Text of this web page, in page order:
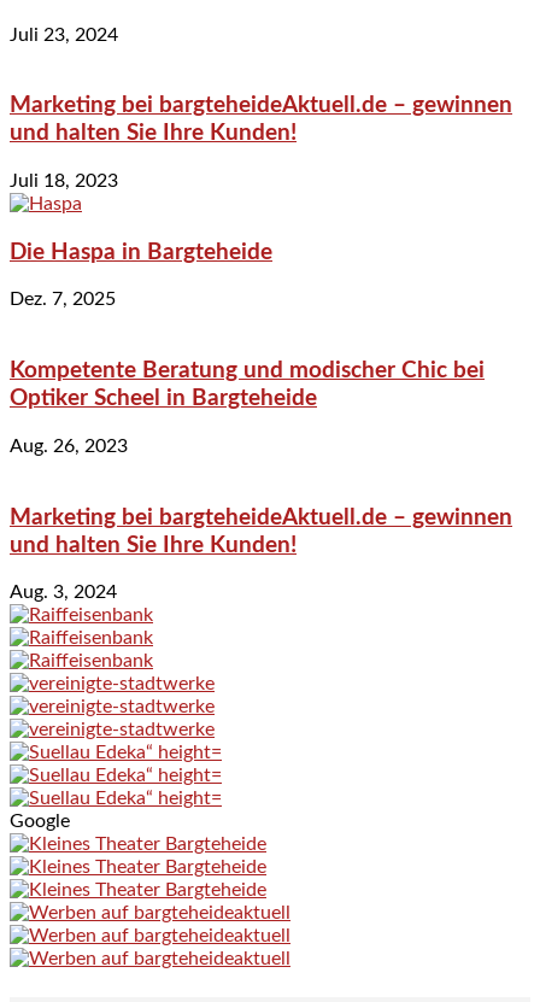
Juli 23, 2024
Marketing bei bargteheideAktuell.de – gewinnen
und halten Sie Ihre Kunden!
Juli 18, 2023
Die Haspa in Bargteheide
Dez. 7, 2025
Kompetente Beratung und modischer Chic bei
Optiker Scheel in Bargteheide
Aug. 26, 2023
Marketing bei bargteheideAktuell.de – gewinnen
und halten Sie Ihre Kunden!
Aug. 3, 2024
Google